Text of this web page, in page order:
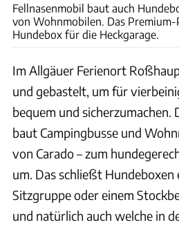
Fellnasenmobil baut auch
von Wohnmobilen. Das
Hundebox für die Heckgarage.
Im Allgäuer Ferienort
und gebastelt, um für
bequem und sicherzumachen.
baut Campingbusse und
von Carado – zum
um. Das schließt Hundeboxen
Sitzgruppe oder einem
und natürlich auch welche in